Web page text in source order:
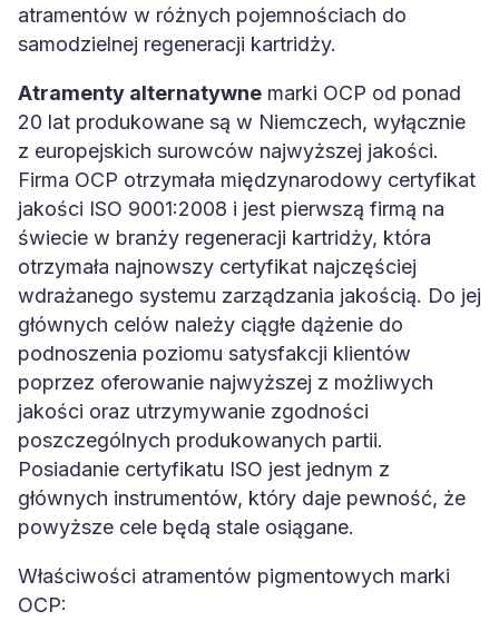
atramentów w różnych pojemnościach do
samodzielnej regeneracji kartridży.
Atramenty alternatywne marki OCP od ponad
20 lat produkowane są w Niemczech, wyłącznie
z europejskich surowców najwyższej jakości.
Firma OCP otrzymała międzynarodowy certyfikat
jakości ISO 9001:2008 i jest pierwszą firmą na
świecie w branży regeneracji kartridży, która
otrzymała najnowszy certyfikat najczęściej
wdrażanego systemu zarządzania jakością. Do jej
głównych celów należy ciągłe dążenie do
podnoszenia poziomu satysfakcji klientów
poprzez oferowanie najwyższej z możliwych
jakości oraz utrzymywanie zgodności
poszczególnych produkowanych partii.
Posiadanie certyfikatu ISO jest jednym z
głównych instrumentów, który daje pewność, że
powyższe cele będą stale osiągane.
Właściwości atramentów pigmentowych marki
OCP: